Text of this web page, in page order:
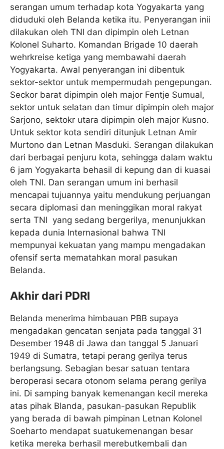
serangan umum terhadap kota Yogyakarta yang
diduduki oleh Belanda ketika itu. Penyerangan inii
dilakukan oleh TNI dan dipimpin oleh Letnan
Kolonel Suharto. Komandan Brigade 10 daerah
wehrkreise ketiga yang membawahi daerah
Yogyakarta. Awal penyerangan ini dibentuk
sektor-sektor untuk mempermudah pengepungan.
Seckor barat dipimpin oleh major Fentje Sumual,
sektor untuk selatan dan timur dipimpin oleh major
Sarjono, sektokr utara dipimpin oleh major Kusno.
Untuk sektor kota sendiri ditunjuk Letnan Amir
Murtono dan Letnan Masduki. Serangan dilakukan
dari berbagai penjuru kota, sehingga dalam waktu
6 jam Yogyakarta behasil di kepung dan di kuasai
oleh TNI. Dan serangan umum ini berhasil
mencapai tujuannya yaitu mendukung perjuangan
secara diplomasi dan meninggikan moral rakyat
serta TNI yang sedang bergerilya, menunjukkan
kepada dunia Internasional bahwa TNI
mempunyai kekuatan yang mampu mengadakan
ofensif serta mematahkan moral pasukan
Belanda.
Akhir dari PDRI
Belanda menerima himbauan PBB supaya
mengadakan gencatan senjata pada tanggal 31
Desember 1948 di Jawa dan tanggal 5 Januari
1949 di Sumatra, tetapi perang gerilya terus
berlangsung. Sebagian besar satuan tentara
beroperasi secara otonom selama perang gerilya
ini. Di samping banyak kemenangan kecil mereka
atas pihak Blanda, pasukan-pasukan Republik
yang berada di bawah pimpinan Letnan Kolonel
Soeharto mendapat suatukemenangan besar
ketika mereka berhasil merebutkembali dan